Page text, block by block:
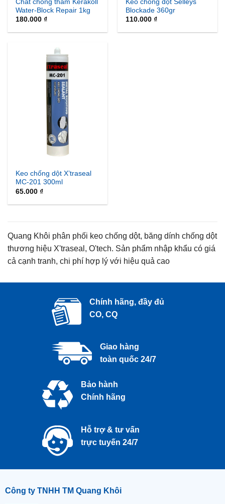
Chất chống thấm Kerakoll
Water-Block Repair 1kg
180.000₫
Keo chống dột Selleys
Blockade 360gr
110.000₫
Keo chống dột X’traseal
MC-201 300ml
65.000₫
Quang Khôi phân phối keo chống dột, băng dính chống dột
thương hiệu X'traseal, O'tech. Sản phẩm nhập khẩu có giá
cả cạnh tranh, chi phí hợp lý với hiệu quả cao
Chính hãng, đầy đủ
CO, CQ
Giao hàng
toàn quốc 24/7
Bảo hành
Chính hãng
Hỗ trợ & tư vấn
trực tuyến 24/7
Công ty TNHH TM Quang Khôi